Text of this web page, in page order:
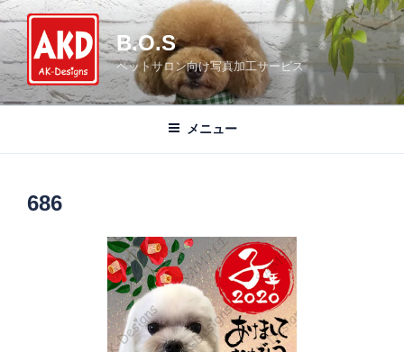
コ
ン
テ
ン
ツ
B.O.S
ペットサロン向け写真加工サービス
メニュー
686